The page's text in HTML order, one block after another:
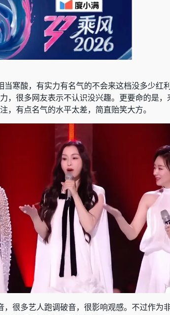
寒酸，有实力有名气的不会来这档没多少红
，很多网友表示不认识没兴趣。更要命的是，
，有点名气的水平太差，简直贻笑大方。
很多艺人跑调破音，很影响观感。不过作为